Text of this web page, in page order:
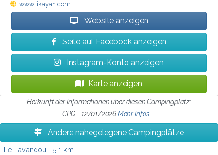
www.tikayan.com
Website anzeigen
Seite auf Facebook anzeigen
Instagram-Konto anzeigen
Karte anzeigen
Herkunft der Informationen über diesen Campingplatz:
CPG - 12/01/2026Mehr Infos ...
Andere nahegelegene Campingplätze
Le Lavandou - 5.1 km